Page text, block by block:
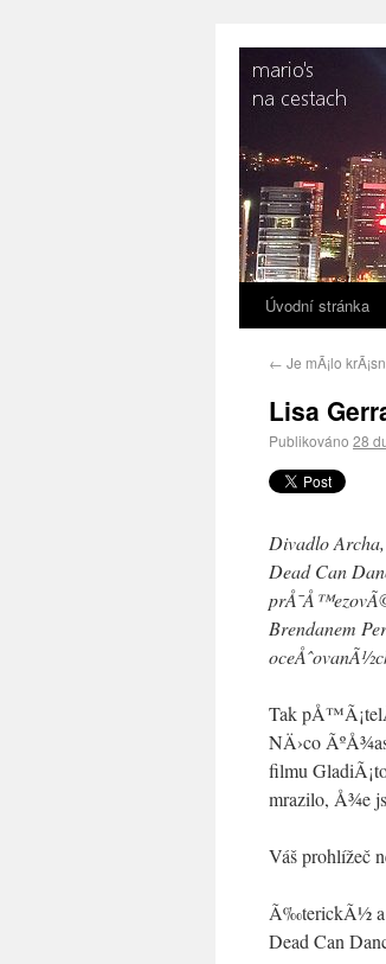
Úvodní stránka
← Je mÃ¡lo
Lisa
Publikováno 28
Divadlo
Dead Can
Brendanem
Tak
NÄ›co
filmu
mrazilo, Å¾e
Váš prohlížeč
Ã‰terickÃ½ a
Dead Can